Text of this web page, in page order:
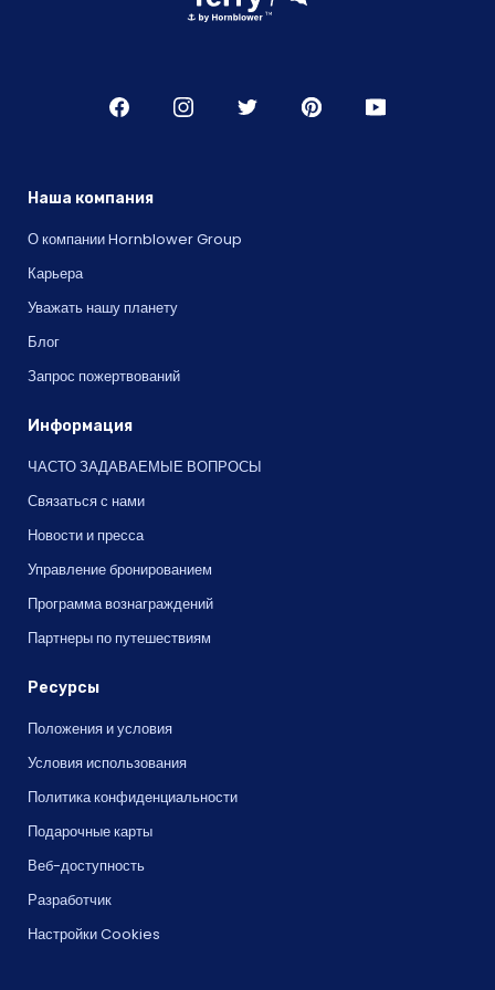
Наша компания
О компании Hornblower Group
Карьера
Уважать нашу планету
Блог
Запрос пожертвований
Информация
ЧАСТО ЗАДАВАЕМЫЕ ВОПРОСЫ
Связаться с нами
Новости и пресса
Управление бронированием
Программа вознаграждений
Партнеры по путешествиям
Ресурсы
Положения и условия
Условия использования
Политика конфиденциальности
Подарочные карты
Веб-доступность
Разработчик
Настройки Cookies